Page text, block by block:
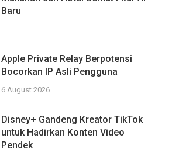
Baru
Apple Private Relay Berpotensi
Bocorkan IP Asli Pengguna
6 August 2026
Disney+ Gandeng Kreator TikTok
untuk Hadirkan Konten Video
Pendek